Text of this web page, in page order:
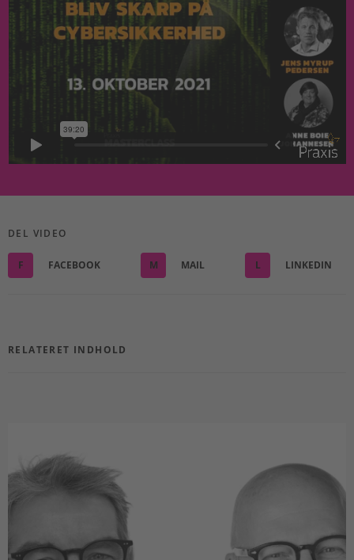
DEL VIDEO
F FACEBOOK M MAIL L LINKEDIN
RELATERET INDHOLD